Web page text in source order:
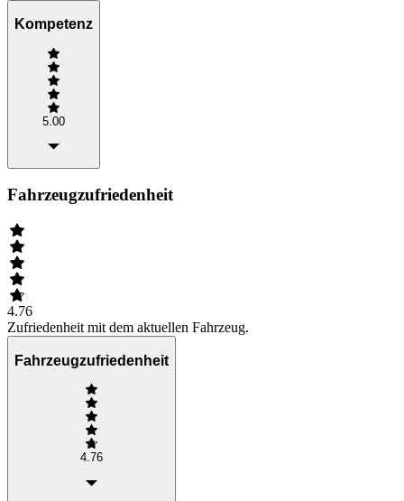
Kompetenz
5.00
Fahrzeugzufriedenheit
4.76
Zufriedenheit mit dem aktuellen Fahrzeug.
Fahrzeugzufriedenheit
4.76